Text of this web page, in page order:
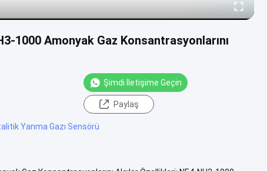
1000 Amonyak Gaz Konsantrasyonlarını
Şimdi İletişime Geçin
Paylaş
Yanma Gazı Sensörü